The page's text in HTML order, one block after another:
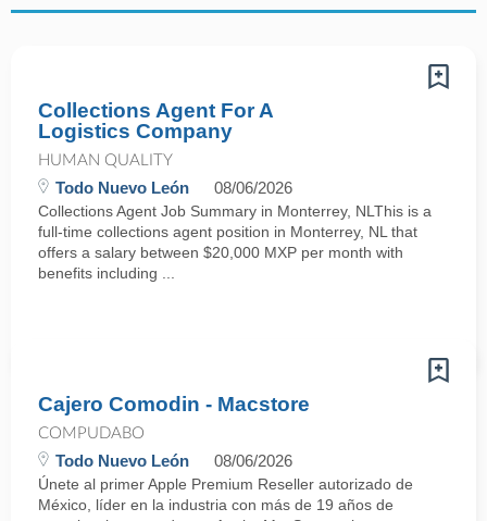
Collections Agent For A
Logistics Company
HUMAN QUALITY
Todo Nuevo León 08/06/2026
Collections Agent Job Summary in Monterrey, NLThis is a
full-time collections agent position in Monterrey, NL that
offers a salary between $20,000 MXP per month with
benefits including ...
Cajero Comodin - Macstore
COMPUDABO
Todo Nuevo León 08/06/2026
Únete al primer Apple Premium Reseller autorizado de
México, líder en la industria con más de 19 años de